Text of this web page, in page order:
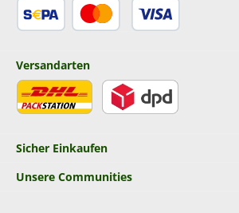
Sicher Einkaufen
Unsere Communities
Versandarten